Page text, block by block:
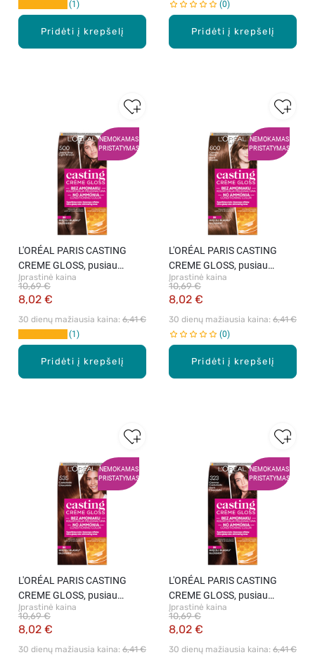
Pridėti į krepšelį
1
Pridėti į krepšelį
0
NEMOKAMAS
PRISTATYMAS
Pridėti į krepšelį
L′ORÉAL PARIS CASTING
CREME GLOSS, pusiau
ilgalaikiai plaukų dažai be
amoniako, 500 Light Brown,
Įprastinė kaina
8,02 €
10,69 €
30 dienų mažiausia kaina: 6,41 €
1
NEMOKAMAS
PRISTATYMAS
Pridėti į krepšelį
L′ORÉAL PARIS CASTING
CREME GLOSS, pusiau
ilgalaikiai plaukų dažai be
amoniako, 600 Dark Blonde,
Įprastinė kaina
8,02 €
10,69 €
30 dienų mažiausia kaina: 6,41 €
0
NEMOKAMAS
PRISTATYMAS
L′ORÉAL PARIS CASTING
CREME GLOSS, pusiau
ilgalaikiai plaukų dažai be
amoniako, 535 Chocolate, 1
Įprastinė kaina
8,02 €
10,69 €
30 dienų mažiausia kaina: 6,41 €
NEMOKAMAS
PRISTATYMAS
L′ORÉAL PARIS CASTING
CREME GLOSS, pusiau
ilgalaikiai plaukų dažai be
amoniako, 323 Dark
Įprastinė kaina
8,02 €
10,69 €
30 dienų mažiausia kaina: 6,41 €